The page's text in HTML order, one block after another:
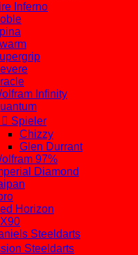
Inferno
Infinity
 Spieler
Chizzy
Glen Durrant
97%
Diamond
Horizon
Steeldarts
Steeldarts